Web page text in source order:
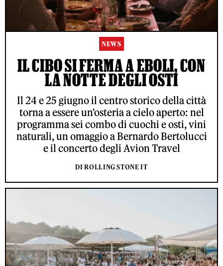
NEWS
IL CIBO SI FERMA A EBOLI, CON
LA NOTTE DEGLI OSTI
Il 24 e 25 giugno il centro storico della città
torna a essere un'osteria a cielo aperto: nel
programma sei combo di cuochi e osti, vini
naturali, un omaggio a Bernardo Bertolucci
e il concerto degli Avion Travel
DI ROLLING STONE IT